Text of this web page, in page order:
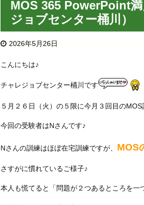
MOS 365 PowerPoint
ジョブセンター桶川）
2026年5月26日
こんにちは♪
チャレジョブセンター桶川です
５月２６日（火）の５限に今月３回目のMOS
今回の受験者はNさんです♪
Nさんの訓練はほぼ在宅訓練ですが、 MOS
さすがに慣れているご様子♪
本人も慌てると「問題が２つあるところを一